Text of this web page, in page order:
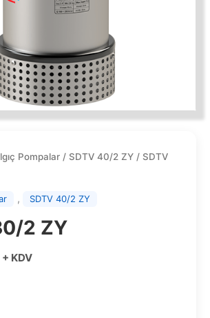
Pompalar / SDTV 40/2 ZY / SDTV
, SDTV 40/2 ZY
2 ZY
+ KDV